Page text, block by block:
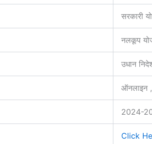
सरकारी
नलकूप
उधान
ऑनलाइन ,
2024-
Click